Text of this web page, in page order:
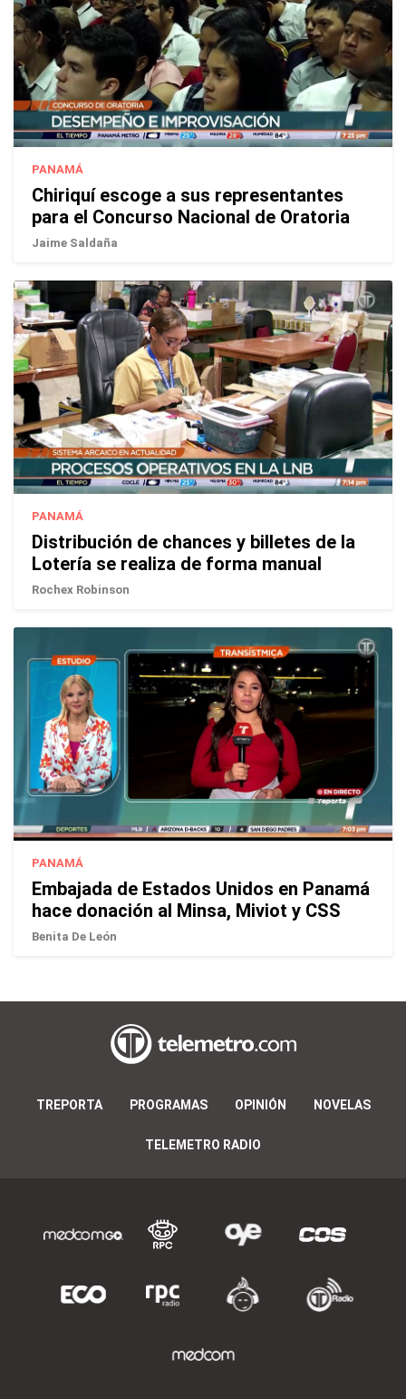
PANAMÁ
Chiriquí escoge a sus representantes
para el Concurso Nacional de Oratoria
Jaime Saldaña
PANAMÁ
Distribución de chances y billetes de la
Lotería se realiza de forma manual
Rochex Robinson
PANAMÁ
Embajada de Estados Unidos en Panamá
hace donación al Minsa, Miviot y CSS
Benita De León
TREPORTA PROGRAMAS OPINIÓN NOVELAS
TELEMETRO RADIO